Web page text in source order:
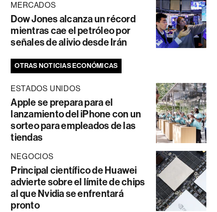
MERCADOS
Dow Jones alcanza un récord
mientras cae el petróleo por
señales de alivio desde Irán
OTRAS NOTICIAS ECONÓMICAS
ESTADOS UNIDOS
Apple se prepara para el
lanzamiento del iPhone con un
sorteo para empleados de las
tiendas
NEGOCIOS
Principal científico de Huawei
advierte sobre el límite de chips
al que Nvidia se enfrentará
pronto